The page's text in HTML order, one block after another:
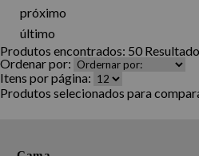
próximo
último
Produtos encontrados: 50
Ordenar por:
Itens por página:
Produtos selecionados para